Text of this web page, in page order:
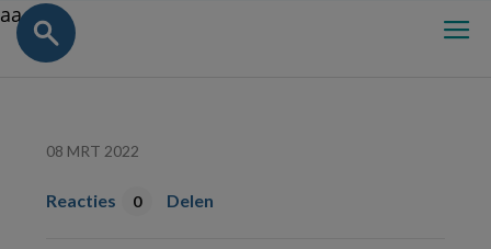
aa
08 MRT 2022
Reacties 0 Delen